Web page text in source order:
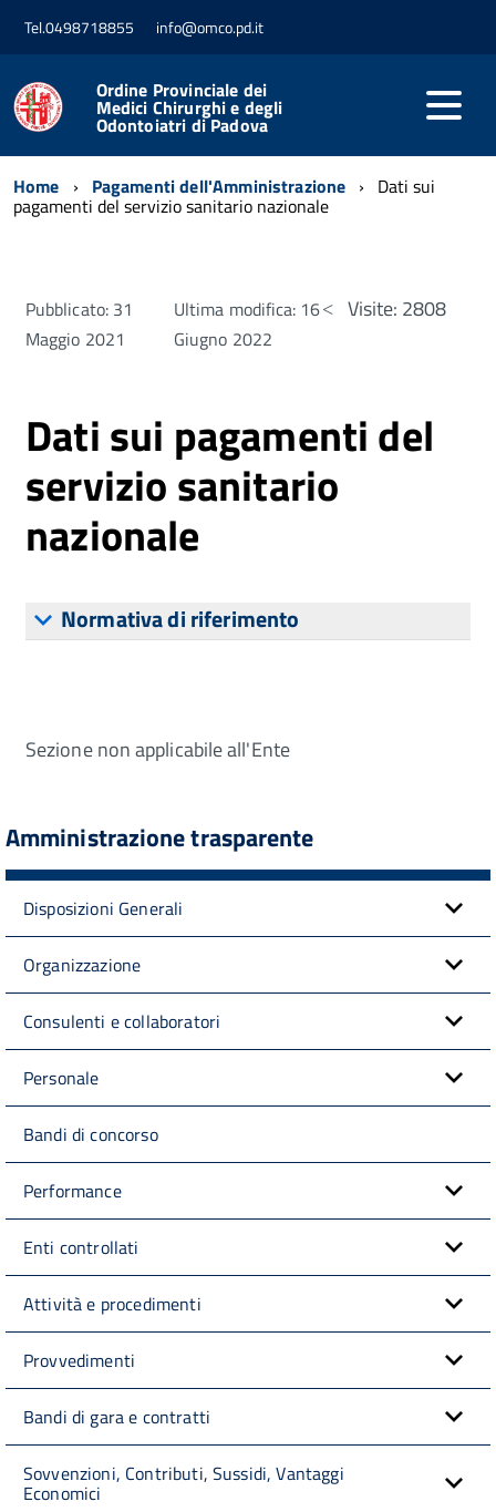
Tel.0498718855 info@omco.pd.it
Ordine Provinciale dei
Medici Chirurghi e degli
Odontoiatri di Padova
Home Pagamenti dell'Amministrazione Dati sui
pagamenti del servizio sanitario nazionale
Pubblicato: 31
Maggio 2021
Ultima modifica: 16
Giugno 2022
Visite: 2808
Dati sui pagamenti del
servizio sanitario
nazionale
Normativa di riferimento
Sezione non applicabile all'Ente
Amministrazione trasparente
Disposizioni Generali
Organizzazione
Consulenti e collaboratori
Personale
Bandi di concorso
Performance
Enti controllati
Attività e procedimenti
Provvedimenti
Bandi di gara e contratti
Sovvenzioni, Contributi, Sussidi, Vantaggi
Economici